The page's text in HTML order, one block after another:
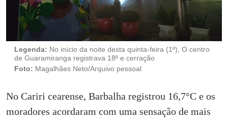
Legenda: No início da noite desta quinta-feira (1º), O centro
de Guaramiranga registrava 18º e cerração
Foto: Magalhães Neto/Arquivo pessoal
No Cariri cearense, Barbalha registrou 16,7°C e os
moradores acordaram com uma sensação de mais